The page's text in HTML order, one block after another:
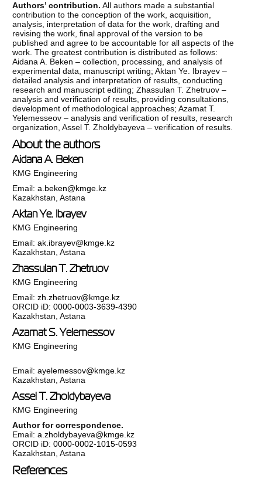
Authors’ contribution. All authors made a substantial
contribution to the conception of the work, acquisition,
analysis, interpretation of data for the work, drafting and
revising the work, final approval of the version to be
published and agree to be accountable for all aspects of the
work. The greatest contribution is distributed as follows:
Aidana A. Beken – collection, processing, and analysis of
experimental data, manuscript writing; Aktan Ye. Ibrayev –
detailed analysis and interpretation of results, conducting
research and manuscript editing; Zhassulan T. Zhetruov –
analysis and verification of results, providing consultations,
development of methodological approaches; Azamat T.
Yelemesseov – analysis and verification of results, research
organization, Assel T. Zholdybayeva – verification of results.
About the authors
Aidana A. Beken
KMG Engineering
Email:a.beken@kmge.kz
Kazakhstan, Astana
Aktan Ye. Ibrayev
KMG Engineering
Email:ak.ibrayev@kmge.kz
Kazakhstan, Astana
Zhassulan T. Zhetruov
KMG Engineering
Email:zh.zhetruov@kmge.kz
ORCID iD:0000-0003-3639-4390
Kazakhstan, Astana
Azamat S. Yelemessov
KMG Engineering
Email:ayelemessov@kmge.kz
Kazakhstan, Astana
Assel T. Zholdybayeva
KMG Engineering
Author for correspondence.
Email:a.zholdybayeva@kmge.kz
ORCID iD:0000-0002-1015-0593
Kazakhstan, Astana
References